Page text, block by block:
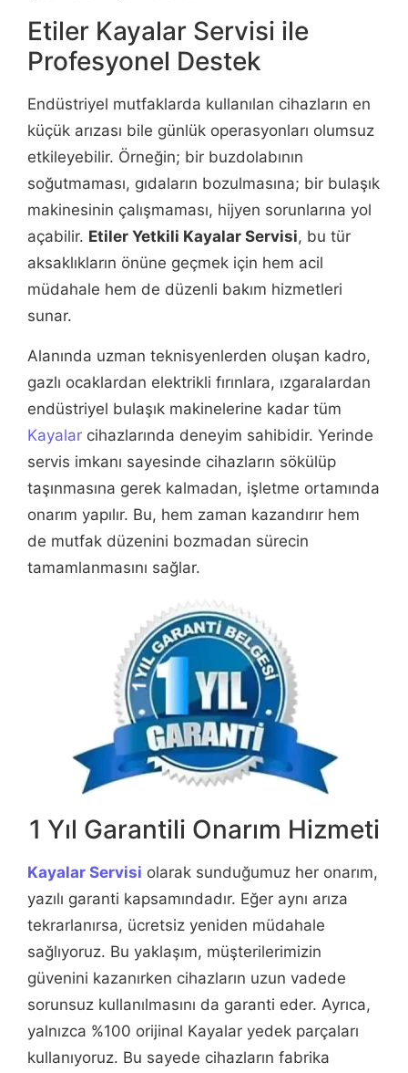
Etiler Kayalar Servisi ile
Profesyonel Destek
Endüstriyel mutfaklarda kullanılan cihazların en
küçük arızası bile günlük operasyonları olumsuz
etkileyebilir. Örneğin; bir buzdolabının
soğutmaması, gıdaların bozulmasına; bir bulaşık
makinesinin çalışmaması, hijyen sorunlarına yol
açabilir. Etiler Yetkili Kayalar Servisi, bu tür
aksaklıkların önüne geçmek için hem acil
müdahale hem de düzenli bakım hizmetleri
sunar.
Alanında uzman teknisyenlerden oluşan kadro,
gazlı ocaklardan elektrikli fırınlara, ızgaralardan
endüstriyel bulaşık makinelerine kadar tüm
Kayalar cihazlarında deneyim sahibidir. Yerinde
servis imkanı sayesinde cihazların sökülüp
taşınmasına gerek kalmadan, işletme ortamında
onarım yapılır. Bu, hem zaman kazandırır hem
de mutfak düzenini bozmadan sürecin
tamamlanmasını sağlar.
1 Yıl Garantili Onarım Hizmeti
Kayalar Servisi olarak sunduğumuz her onarım,
yazılı garanti kapsamındadır. Eğer aynı arıza
tekrarlanırsa, ücretsiz yeniden müdahale
sağlıyoruz. Bu yaklaşım, müşterilerimizin
güvenini kazanırken cihazların uzun vadede
sorunsuz kullanılmasını da garanti eder. Ayrıca,
yalnızca %100 orijinal Kayalar yedek parçaları
kullanıyoruz. Bu sayede cihazların fabrika